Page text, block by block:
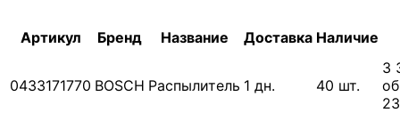
Артикул Бренд Название Доставка Наличие
0433171770 BOSCH Распылитель 1 дн. 40 шт.
3